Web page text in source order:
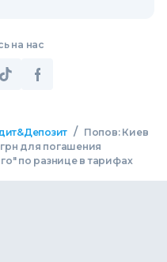
на нас
/
Попов: Киев
для погашения
по разнице в тарифах